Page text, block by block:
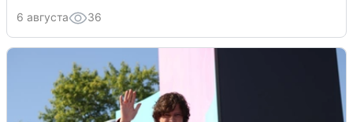
6 августа 36